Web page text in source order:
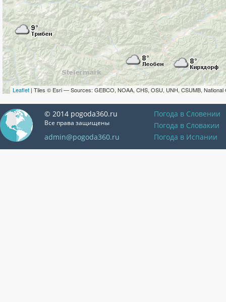
Leaflet | Tiles © Esri — Sources: GEBCO, NOAA, CHS, OSU, UNH, CSUMB, National
© 2014 pogoda360.ru
Все права защищены
admin@pogoda360.ru
Погода в Словении
Погода в Словакии
Погода в Испании